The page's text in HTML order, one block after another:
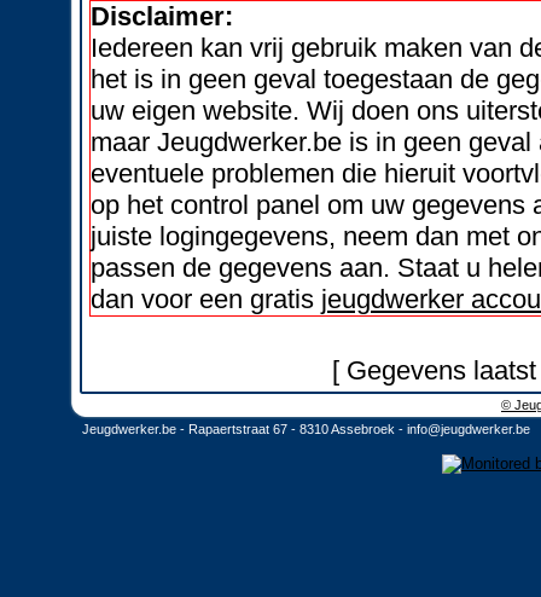
Disclaimer:
Iedereen kan vrij gebruik maken van
het is in geen geval toegestaan de
uw eigen website. Wij doen ons
maar Jeugdwerker.be is in geen
eventuele problemen die hieruit
op het control panel om uw
juiste logingegevens, neem dan met
passen de gegevens aan. Staat u
dan voor een gratis jeugdwerker
[ Gegevens
©
Jeugdwerker.be - Rapaertstraat 67 - 8310 Assebroek - info@jeugdwerker.be